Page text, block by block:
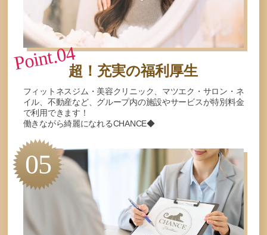
Point.04超！充実の福利厚生
フィットネスジム・美容クリニック、マツエク・サロン・ネ
イル、不動産など、グループ内の施設やサービスが特別料金
で利用できます！
働きながら綺麗になれるCHANCE◆
05